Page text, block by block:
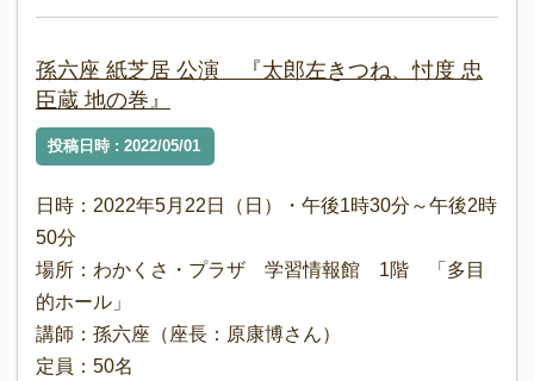
孫六座 紙芝居 公演 『太郎左きつね、忖度 忠
臣蔵 地の巻』
投稿日時 : 2022/05/01
日時：2022年5月22日（日）・午後1時30分～午後2時
50分
場所：わかくさ・プラザ 学習情報館 1階 「多目
的ホール」
講師：孫六座（座長：原康博さん）
定員：50名